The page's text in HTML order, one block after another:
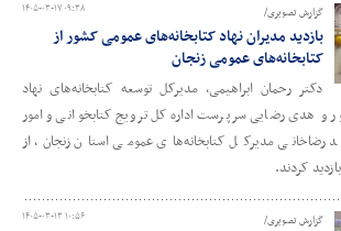
۱۴۰۵-۰۳-۱۷ ۰۹:۳۸ گزارش تصویری/
بازدید مدیران نهاد کتابخانه‌های عمومی کشور از
کتابخانه‌های عمومی زنجان
دکتر رحمان ابراهیمی، مدیرکل توسعه کتابخانه‌های نهاد
و هدی رضایی سرپرست اداره‌کل ترویج کتابخوانی و امور
مدیرکل کتابخانه‌های عمومی استان زنجان، از
کردند.
۱۴۰۵-۰۳-۱۳ ۱۰:۵۶ گزارش تصویری/